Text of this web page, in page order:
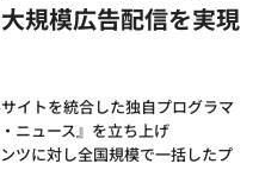
規模広告配信を実現
イトを統合した独自プログラマ
ニュース』を立ち上げ
ツに対し全国規模で一括したプ